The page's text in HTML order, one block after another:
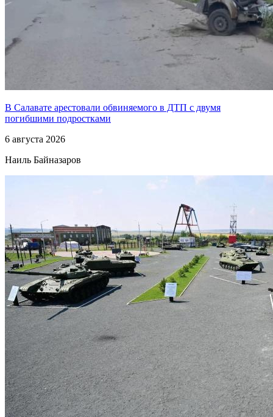
В Салавате арестовали обвиняемого в ДТП с двумя
погибшими подростками
6 августа 2026
Наиль Байназаров